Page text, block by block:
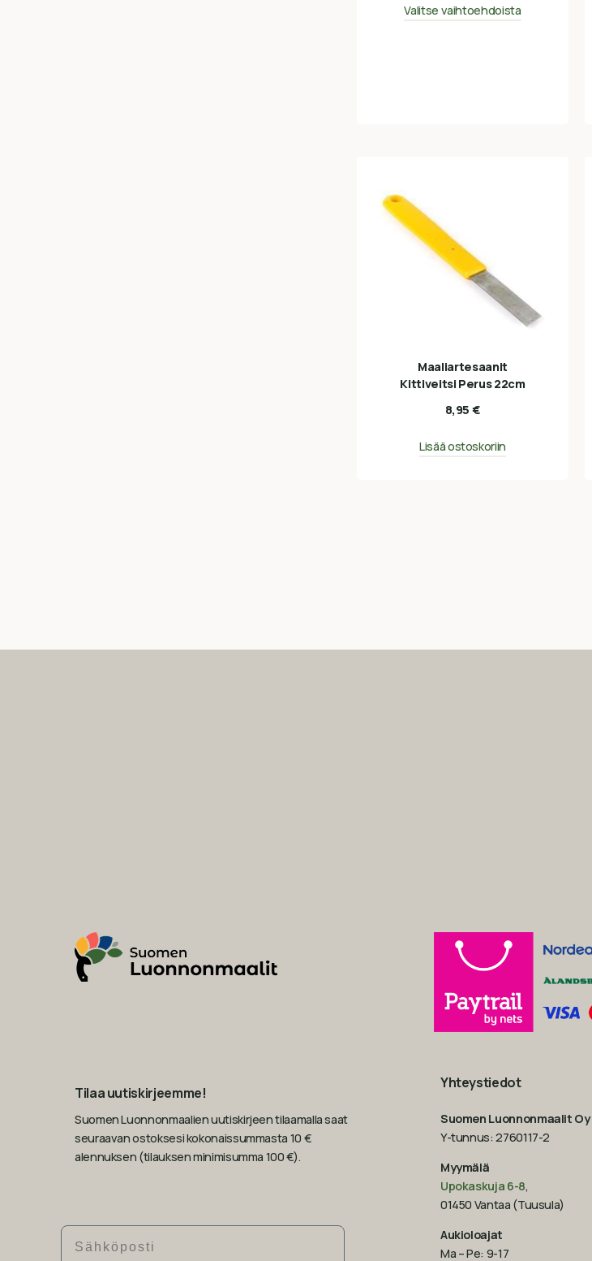
Valitse vaihtoehdoista
Maaliartesaanit
Kittiveitsi Perus 22cm
8,95 €
Lisää ostoskoriin
Tilaa uutiskirjeemme!
Suomen Luonnonmaalien uutiskirjeen tilaamalla saat
seuraavan ostoksesi kokonaissummasta 10 €
alennuksen (tilauksen minimisumma 100 €).
Sähköposti
Yhteystiedot
Suomen Luonnonmaalit Oy
Y-tunnus: 2760117-2
Myymälä
Upokaskuja 6-8,
01450 Vantaa (Tuusula)
Aukioloajat
Ma – Pe: 9-17